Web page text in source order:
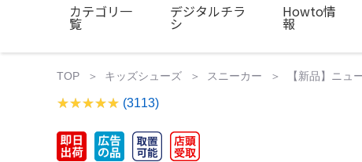
カテゴリ一
覧
デジタルチラ
シ
Howto情
報
TOP キッズシューズ スニーカー 【新品】ニ
(3113)